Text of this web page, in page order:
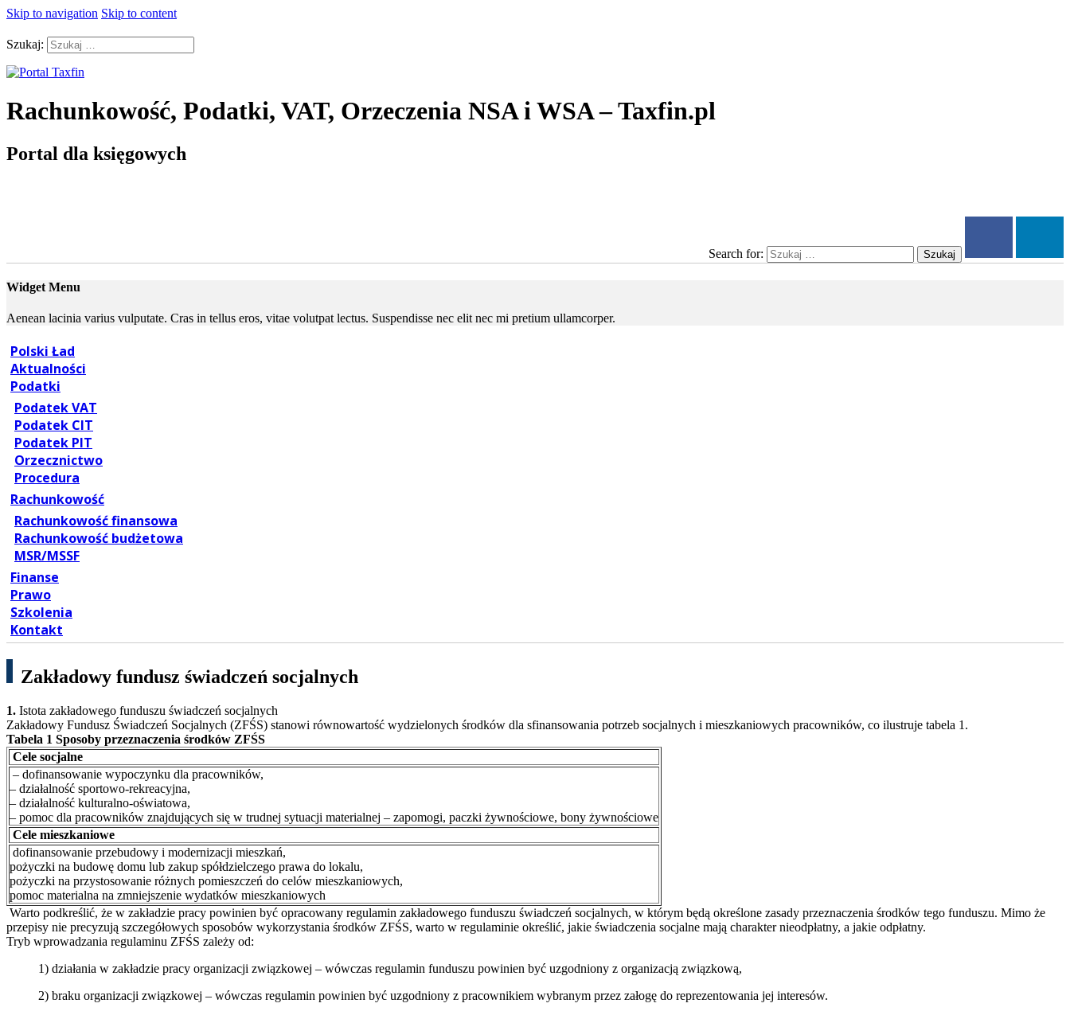
Skip to navigation Skip to content
Szukaj:
Rachunkowość, Podatki, VAT, Orzeczenia NSA i WSA – Taxfin.pl
Portal dla księgowych
Search for: Szukaj
Widget Menu
Aenean lacinia varius vulputate. Cras in tellus eros, vitae volutpat lectus. Suspendisse nec elit nec mi pretium ullamcorper.
Polski Ład
Aktualności
Podatki
Podatek VAT
Podatek CIT
Podatek PIT
Orzecznictwo
Procedura
Rachunkowość
Rachunkowość finansowa
Rachunkowość budżetowa
MSR/MSSF
Finanse
Prawo
Szkolenia
Kontakt
Zakładowy fundusz świadczeń socjalnych
1. Istota zakładowego funduszu świadczeń socjalnych
Zakładowy Fundusz Świadczeń Socjalnych (ZFŚS) stanowi równowartość wydzielonych środków dla sfinansowania potrzeb socjalnych i mieszkaniowych pracowników, co ilustruje tabela 1.
Tabela 1 Sposoby przeznaczenia środków ZFŚS
Cele socjalne
– dofinansowanie wypoczynku dla pracowników,
– działalność sportowo-rekreacyjna,
– działalność kulturalno-oświatowa,
– pomoc dla pracowników znajdujących się w trudnej sytuacji materialnej – zapomogi, paczki żywnościowe, bony żywnościowe
Cele mieszkaniowe
dofinansowanie przebudowy i modernizacji mieszkań,
pożyczki na budowę domu lub zakup spółdzielczego prawa do lokalu,
pożyczki na przystosowanie różnych pomieszczeń do celów mieszkaniowych,
pomoc materialna na zmniejszenie wydatków mieszkaniowych
Warto podkreślić, że w zakładzie pracy powinien być opracowany regulamin zakładowego funduszu świadczeń socjalnych, w którym będą określone zasady przeznaczenia środków tego funduszu. Mimo że
przepisy nie precyzują szczegółowych sposobów wykorzystania środków ZFŚS, warto w regulaminie określić, jakie świadczenia socjalne mają charakter nieodpłatny, a jakie odpłatny.
Tryb wprowadzania regulaminu ZFŚS zależy od:
1) działania w zakładzie pracy organizacji związkowej – wówczas regulamin funduszu powinien być uzgodniony z organizacją związkową,
2) braku organizacji związkowej – wówczas regulamin powinien być uzgodniony z pracownikiem wybranym przez załogę do reprezentowania jej interesów.